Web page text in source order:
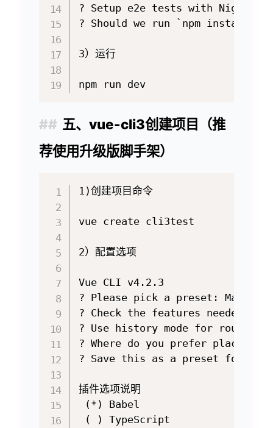
? Setup e2e tests with
? Should we run `npm
3）运行
npm run dev
五、vue-cli3创建项目（推
荐使用升级版脚手架）
1)创建项目命令
vue create cli3test
2）配置选项
Vue CLI v4.2.3
? Please pick a preset:
? Check the features
? Use history mode for router?
? Where do you prefer placing
? Save this as a preset for
插件选项说明
(*) Babel
( ) TypeScript